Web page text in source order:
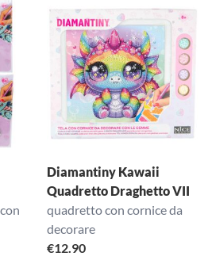
Diamantiny Kawaii
Quadretto Draghetto VII
quadretto con cornice da
decorare
€12.90